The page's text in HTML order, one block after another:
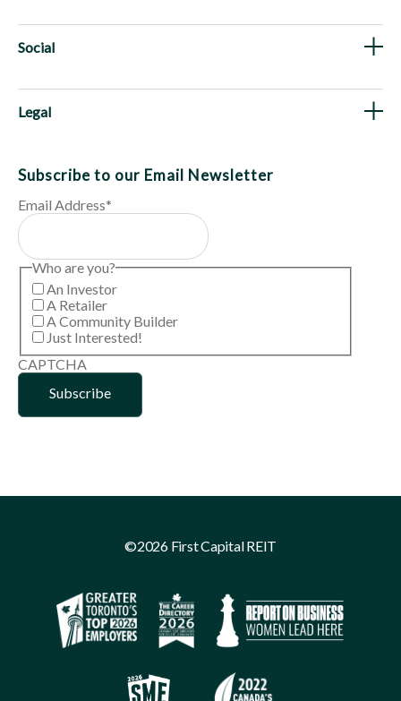
Social
Legal
Subscribe to our Email Newsletter
Email Address*
Who are you?
An Investor
A Retailer
A Community Builder
Just Interested!
CAPTCHA
©2026 First Capital REIT